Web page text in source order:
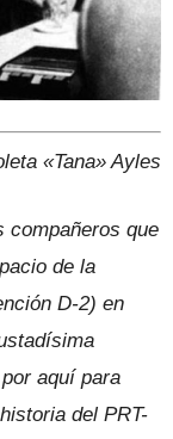
«Tana» Ayles
compañeros que
de la
D-2) en
aquí para
del PRT-